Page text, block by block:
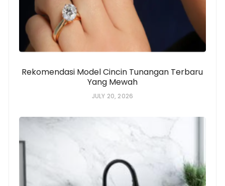
Rekomendasi Model Cincin Tunangan Terbaru
Yang Mewah
JULY 20, 2026